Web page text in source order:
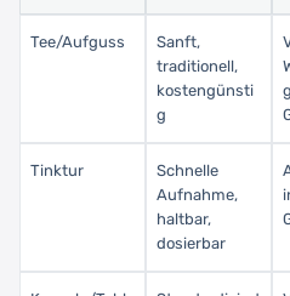
Tee/Aufguss
Sanft,
traditionell,
kostengünsti
g
Tinktur
Schnelle
Aufnahme,
haltbar,
dosierbar